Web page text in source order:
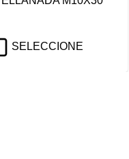
SELECCIONE